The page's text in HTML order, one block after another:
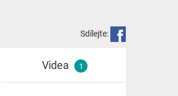
Sdílejte:
Videa 1